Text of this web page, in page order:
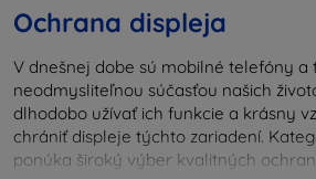
Ochrana displeja
V dnešnej dobe sú mobilné telefóny a
neodmysliteľnou súčasťou našich
dlhodobo užívať ich funkcie a krásny
chrániť displeje týchto zariadení.
ponúka široký výber kvalitných